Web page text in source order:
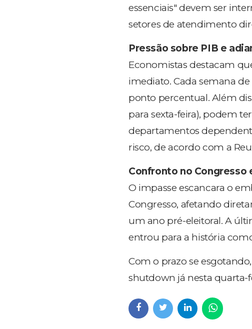
essenciais" devem ser
setores de atendimento
Pressão sobre PIB e
Economistas destacam
imediato. Cada semana de
ponto percentual. Além
para sexta-feira), podem
departamentos
risco, de acordo com a
Confronto no Congresso
O impasse escancara o
Congresso, afetando
um ano pré-eleitoral. A
entrou para a história
Com o prazo se
shutdown já nesta quarta-